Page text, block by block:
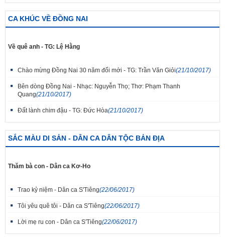
CA KHÚC VỀ ĐỒNG NAI
Về quê anh - TG: Lệ Hằng
Chào mừng Đồng Nai 30 năm đổi mới - TG: Trần Văn Giỏi(21/10/2017)
Bên dòng Đồng Nai - Nhạc: Nguyễn Thọ; Thơ: Phạm Thanh
Quang(21/10/2017)
Đất lành chim đậu - TG: Đức Hòa(21/10/2017)
SẮC MÀU DI SẢN - DÂN CA DÂN TỘC BẢN ĐỊA
Thăm bà con - Dân ca Kơ-Ho
Trao kỷ niệm - Dân ca S'Tiêng(22/06/2017)
Tôi yêu quê tôi - Dân ca S'Tiêng(22/06/2017)
Lời mẹ ru con - Dân ca S'Tiêng(22/06/2017)